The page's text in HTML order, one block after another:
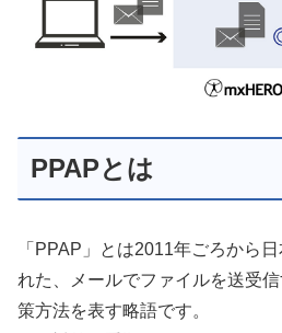
PPAPとは
「PPAP」とは2011年ごろから
れた、メールでファイルを送受
策方法を表す略語です。